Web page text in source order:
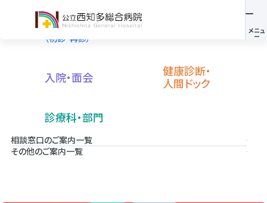
外来
（初診・再診）
入院・面会
健康診断・
人間ドック
診療科・部門
相談窓口のご案内一覧
その他のご案内一覧